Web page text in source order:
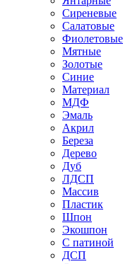
Сиреневые
Салатовые
Фиолетовые
Мятные
Золотые
Синие
Материал
МДФ
Эмаль
Акрил
Береза
Дерево
Дуб
ЛДСП
Массив
Пластик
Шпон
Экошпон
С патиной
ДСП